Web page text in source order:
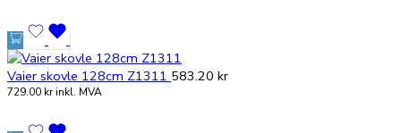
Vaier skovle 128cm Z1311 583.20 kr
729.00 krinkl. MVA